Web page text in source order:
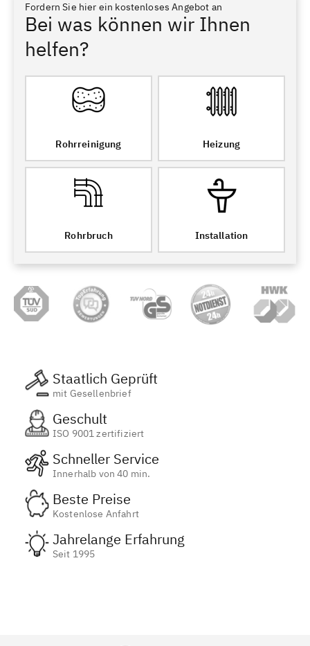
Fordern Sie hier ein kostenloses Angebot an
Bei was können wir Ihnen
helfen?
Rohrreinigung Heizung
Rohrbruch Installation
Staatlich Geprüft
mit Gesellenbrief
Geschult
ISO 9001 zertifiziert
Schneller Service
Innerhalb von 40 min.
Beste Preise
Kostenlose Anfahrt
Jahrelange Erfahrung
Seit 1995